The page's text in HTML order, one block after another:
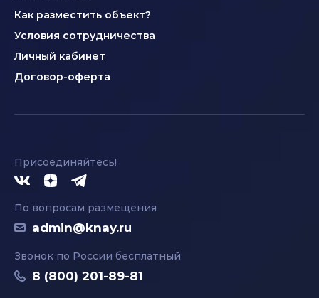
Как разместить объект?
Условия сотрудничества
Личный кабинет
Договор-оферта
Присоединяйтесь!
По вопросам размещения
admin@knay.ru
Звонок по России бесплатный
8 (800) 201-89-81